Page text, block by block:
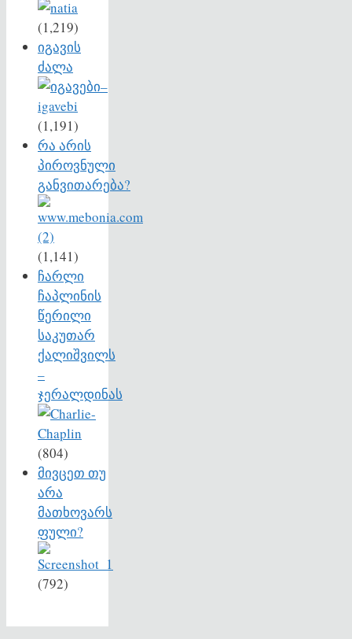
(1,219)
იგავის
ძალა
(1,191)
რა არის
პიროვნული
განვითარება?
(1,141)
ჩარლი
ჩაპლინის
წერილი
საკუთარ
ქალიშვილს
–
ჯერალდინას
(804)
მივცეთ თუ
არა
მათხოვარს
ფული?
(792)